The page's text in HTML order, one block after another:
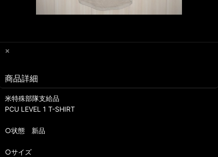
×
商品詳細
米特殊部隊支給品
PCU LEVEL 1 T-SHIRT
○状態 新品
○サイズ